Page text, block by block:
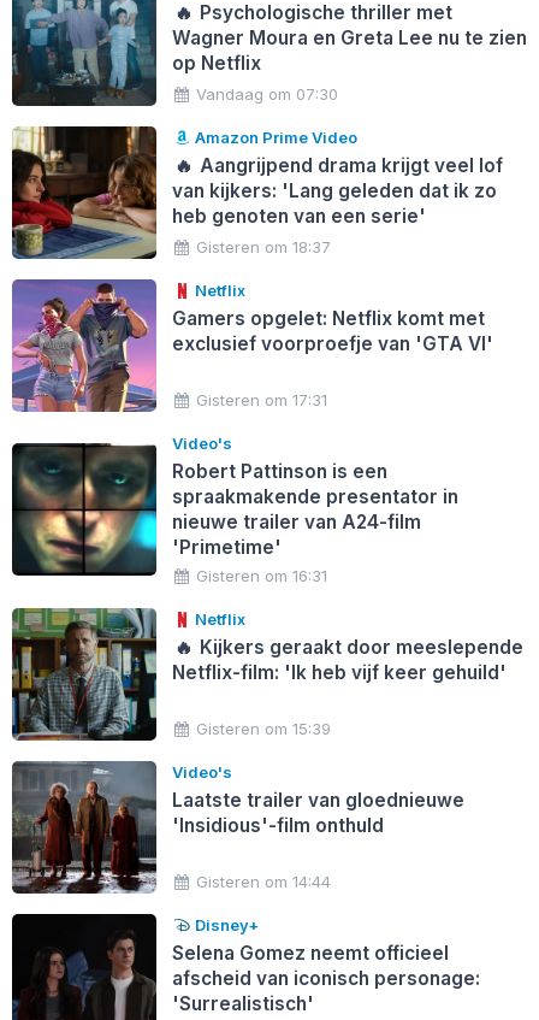
🔥 Psychologische thriller met
Wagner Moura en Greta Lee nu te zien
op Netflix
Vandaag om 07:30
Amazon Prime Video
🔥 Aangrijpend drama krijgt veel lof
van kijkers: 'Lang geleden dat ik zo
heb genoten van een serie'
Gisteren om 18:37
Netflix
Gamers opgelet: Netflix komt met
exclusief voorproefje van 'GTA VI'
Gisteren om 17:31
Video's
Robert Pattinson is een
spraakmakende presentator in
nieuwe trailer van A24-film
'Primetime'
Gisteren om 16:31
Netflix
🔥 Kijkers geraakt door meeslepende
Netflix-film: 'Ik heb vijf keer gehuild'
Gisteren om 15:39
Video's
Laatste trailer van gloednieuwe
'Insidious'-film onthuld
Gisteren om 14:44
Disney+
Selena Gomez neemt officieel
afscheid van iconisch personage:
'Surrealistisch'